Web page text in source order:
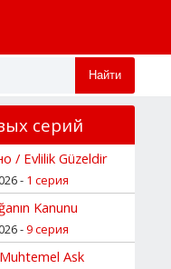
Найти
серий
/ Evlilik Güzeldir
- 1 серия
Kanunu
-9 серия
Ask